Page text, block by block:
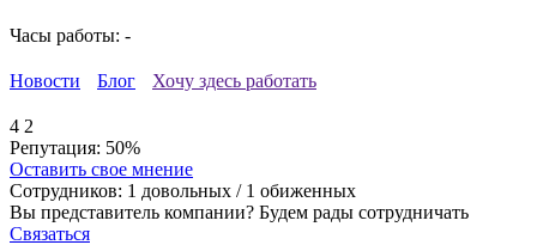
Часы работы: -
Новости Блог Хочу здесь работать
4 2
Репутация: 50%
Оставить свое мнение
Сотрудников: 1 довольных / 1 обиженных
Вы представитель компании? Будем рады сотрудничать
Связаться